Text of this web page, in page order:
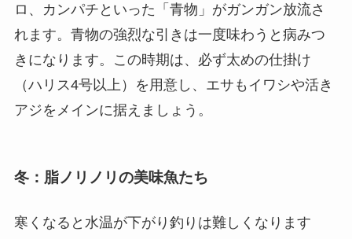
ロ、カンパチといった「青物」がガンガン放流さ
れます。青物の強烈な引きは一度味わうと病みつ
きになります。この時期は、必ず太めの仕掛け
（ハリス4号以上）を用意し、エサもイワシや活き
アジをメインに据えましょう。
冬：脂ノリノリの美味魚たち
寒くなると水温が下がり釣りは難しくなります